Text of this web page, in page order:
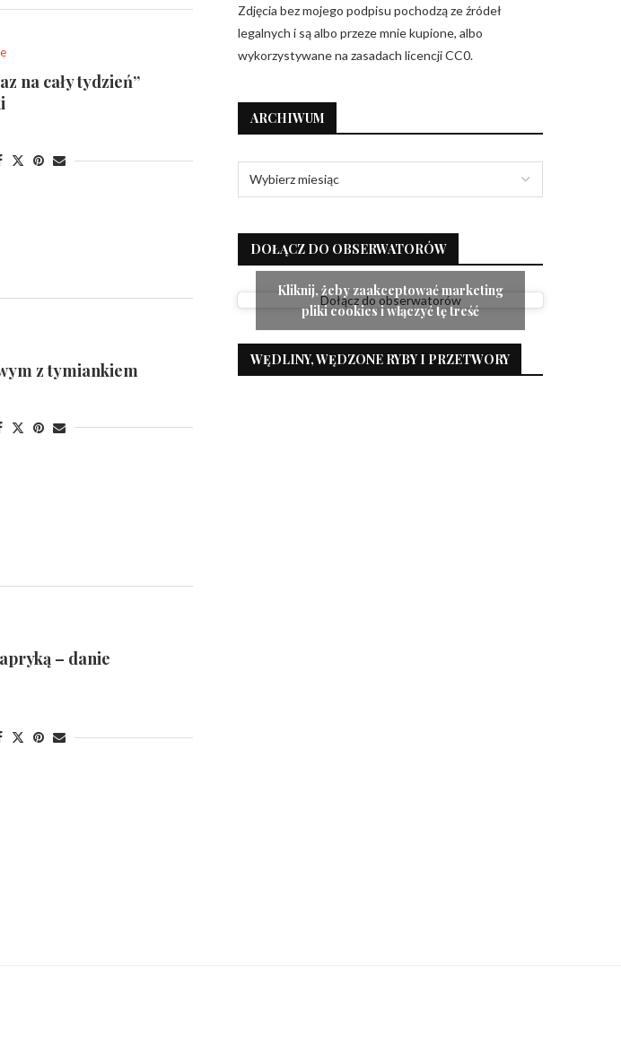
na cały tydzień”
z tymiankiem
– danie
Zdjęcia bez mojego podpisu pochodzą ze źródeł
legalnych i są albo przeze mnie kupione, albo
wykorzystywane na zasadach licencji CC0.
ARCHIWUM
DOŁĄCZ DO OBSERWATORÓW
Dołącz do obserwatorów
Kliknij, żeby zaakceptować marketing
pliki cookies i włączyć tę treść
WĘDLINY, WĘDZONE RYBY I PRZETWORY